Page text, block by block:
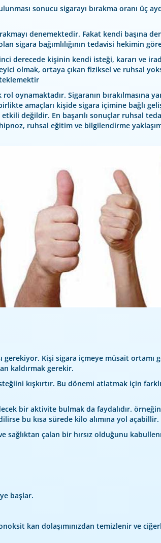
sonucu sigarayı bırakma oranı
denemektedir. Fakat kendi başına
sigara bağımlılığının tedavisi hekimin
derecede kişinin kendi isteği, kararı ve
olmak, ortaya çıkan fiziksel ve ruhsal
rol oynamaktadır. Sigaranın
amaçları kişide sigara içimine bağlı
değildir. En başarılı sonuçlar ruhsal
ruhsal eğitim ve bilgilendirme
gerekiyor. Kişi sigara içmeye müsait
kaldırmak gerekir.
kışkırtır. Bu dönemi atlatmak için
bir aktivite bulmak da faydalıdır.
bu kısa sürede kilo alımına yol açabillir.
sağlıktan çalan bir hırsız olduğunu
başlar.
kan dolaşımınızdan temizlenir ve